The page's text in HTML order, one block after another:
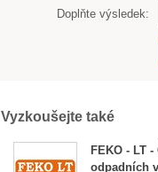
Doplňte výsledek:
Vyzkoušejte také
FEKO - LT
odpadních